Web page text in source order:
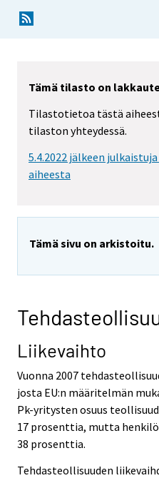
Tämä tilasto on
Tilastotietoa tästä
tilaston yhteydessä.
5.4.2022 jälkeen
aiheesta
Tämä sivu on arkistoitu.
Liikevaihto
Vuonna 2007
josta EU:n määritelmän
Pk-yritysten osuus
17 prosenttia, mutta
38 prosenttia.
Tehdasteollisuuden